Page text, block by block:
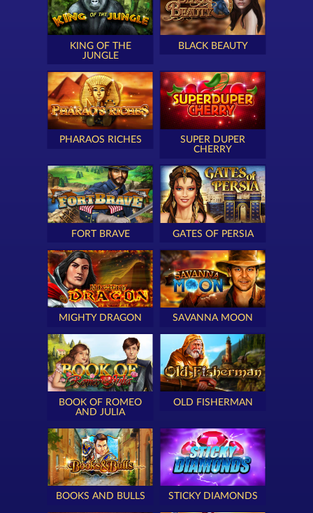
KING OF THE
JUNGLE
BLACK BEAUTY
PHARAOS RICHES
SUPER DUPER
CHERRY
FORT BRAVE GATES OF PERSIA
MIGHTY DRAGON SAVANNA MOON
BOOK OF ROMEO
AND JULIA
OLD FISHERMAN
BOOKS AND BULLS STICKY DIAMONDS